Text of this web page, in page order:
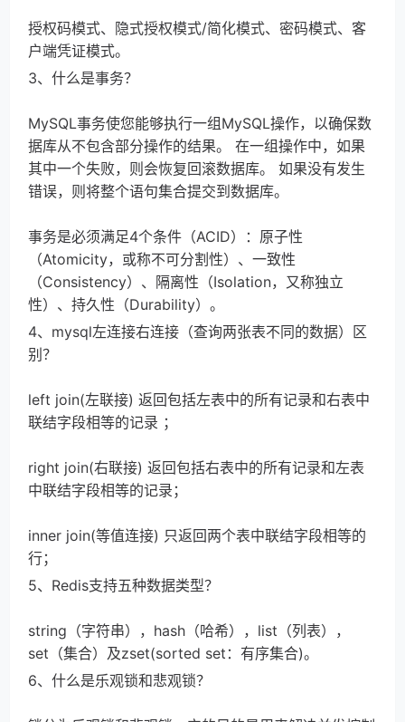
授权码模式、隐式授权模式/简化模式、密码模式、客
户端凭证模式。
3、什么是事务？
MySQL事务使您能够执行一组MySQL操作，以确保数
据库从不包含部分操作的结果。 在一组操作中，如果
其中一个失败，则会恢复回滚数据库。 如果没有发生
错误，则将整个语句集合提交到数据库。
事务是必须满足4个条件（ACID）：原子性
（Atomicity，或称不可分割性）、一致性
（Consistency）、隔离性（Isolation，又称独立
性）、持久性（Durability）。
4、mysql左连接右连接（查询两张表不同的数据）区
别？
left join(左联接) 返回包括左表中的所有记录和右表中
联结字段相等的记录 ；
right join(右联接) 返回包括右表中的所有记录和左表
中联结字段相等的记录；
inner join(等值连接) 只返回两个表中联结字段相等的
行；
5、Redis支持五种数据类型？
string（字符串），hash（哈希），list（列表），
set（集合）及zset(sorted set：有序集合)。
6、什么是乐观锁和悲观锁？